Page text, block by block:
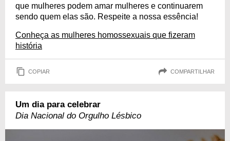
que mulheres podem amar mulheres e continuarem
sendo quem elas são. Respeite a nossa essência!
Conheça as mulheres homossexuais que fizeram
história
COPIAR COMPARTILHAR
Um dia para celebrar
Dia Nacional do Orgulho Lésbico